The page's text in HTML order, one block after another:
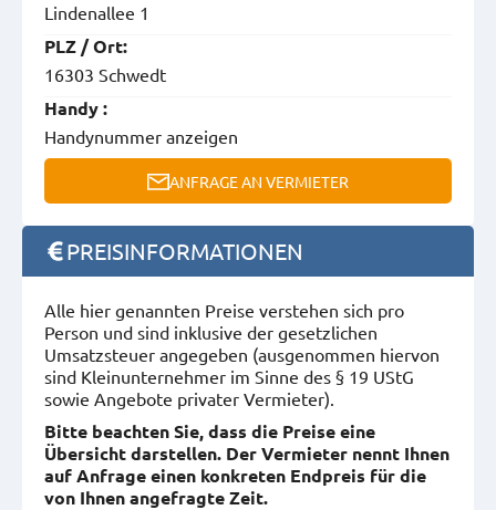
Lindenallee 1
PLZ / Ort:
16303 Schwedt
Handy :
Handynummer anzeigen
ANFRAGE AN VERMIETER
PREISINFORMATIONEN
Alle hier genannten Preise verstehen sich pro
Person und sind inklusive der gesetzlichen
Umsatzsteuer angegeben (ausgenommen hiervon
sind Kleinunternehmer im Sinne des § 19 UStG
sowie Angebote privater Vermieter).
Bitte beachten Sie, dass die Preise eine
Übersicht darstellen. Der Vermieter nennt Ihnen
auf Anfrage einen konkreten Endpreis für die
von Ihnen angefragte Zeit.